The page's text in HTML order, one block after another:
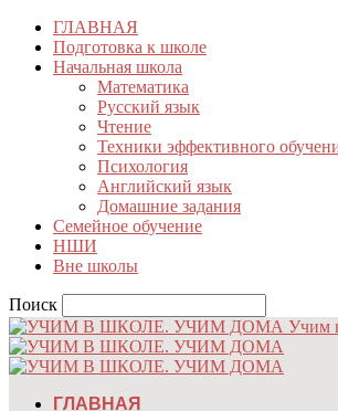
ГЛАВНАЯ
Подготовка к школе
Начальная школа
Математика
Русский язык
Чтение
Техники эффективного
Психология
Английский язык
Домашние задания
Семейное обучение
НШИ
Вне школы
Поиск
Учим
ГЛАВНАЯ